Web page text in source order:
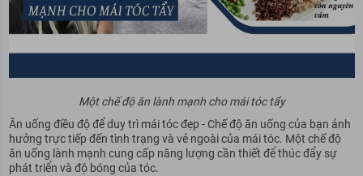
Một chế độ ăn lành mạnh cho mái tóc tẩy
Ăn uống điều độ để duy trì mái tóc đẹp - Chế độ ăn uống của bạn ảnh
hưởng trực tiếp đến tình trạng và vẻ ngoài của mái tóc. Một chế độ
ăn uống lành mạnh cung cấp năng lượng cần thiết để thúc đẩy sự
phát triển và độ bóng của tóc.